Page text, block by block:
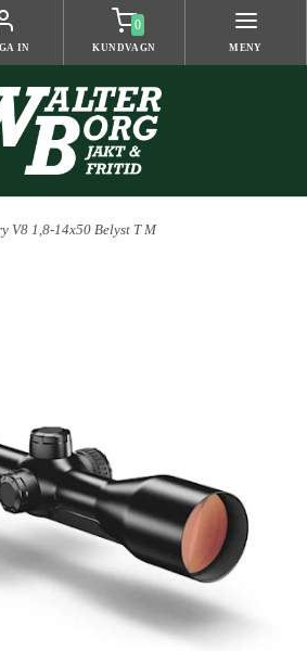
IN
0
KUNDVAGN MENY
V8 1,8-14x50 Belyst T M